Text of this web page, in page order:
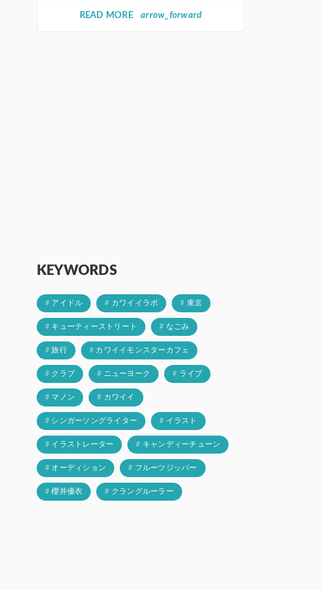
READ MORE arrow_forward
KEYWORDS
# アイドル # カワイイラボ # 東京
# キューティーストリート # なごみ
# 旅行 # カワイイモンスターカフェ
# クラブ # ニューヨーク # ライブ
# マノン # カワイイ
# シンガーソングライター # イラスト
# イラストレーター # キャンディーチューン
# オーディション # フルーツジッパー
# 櫻井優衣 # クラングルーラー